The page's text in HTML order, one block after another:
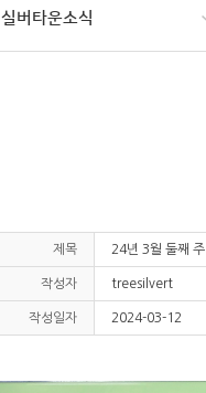
실버타운소식
제목 24년 3월 둘째 주
작성자 treesilvert
작성일자 2024-03-12